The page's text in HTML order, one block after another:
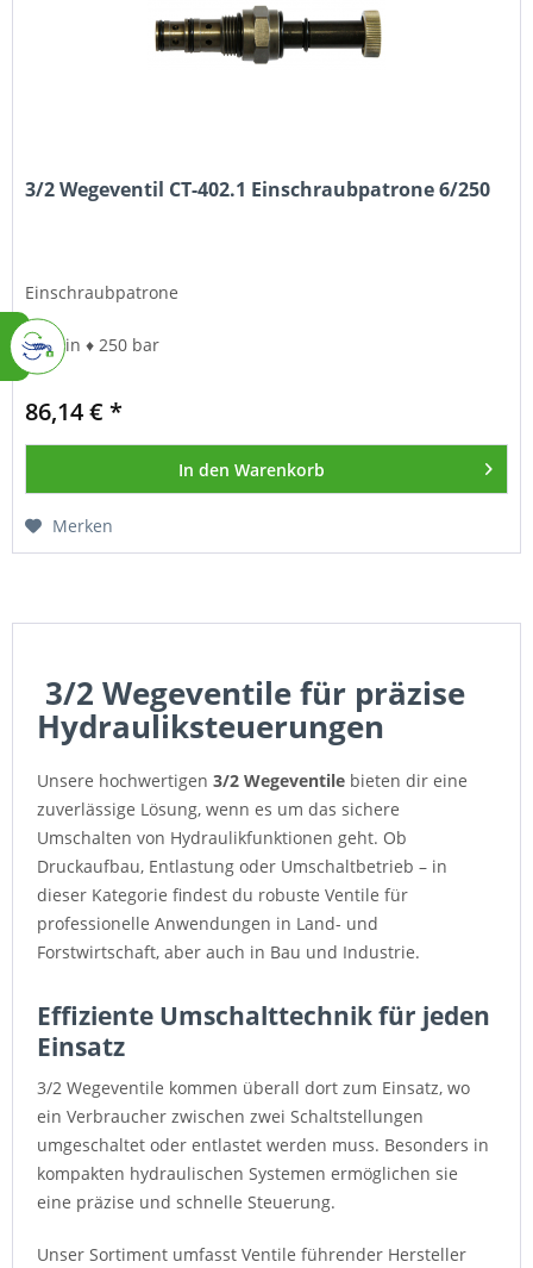
3/2 Wegeventil CT-402.1 Einschraubpatrone 6/250
Einschraubpatrone
6 l/min ♦ 250 bar
86,14 € *
In den Warenkorb
Merken
3/2 Wegeventile für präzise
Hydrauliksteuerungen
Unsere hochwertigen 3/2 Wegeventile bieten dir eine
zuverlässige Lösung, wenn es um das sichere
Umschalten von Hydraulikfunktionen geht. Ob
Druckaufbau, Entlastung oder Umschaltbetrieb – in
dieser Kategorie findest du robuste Ventile für
professionelle Anwendungen in Land- und
Forstwirtschaft, aber auch in Bau und Industrie.
Effiziente Umschalttechnik für jeden
Einsatz
3/2 Wegeventile kommen überall dort zum Einsatz, wo
ein Verbraucher zwischen zwei Schaltstellungen
umgeschaltet oder entlastet werden muss. Besonders in
kompakten hydraulischen Systemen ermöglichen sie
eine präzise und schnelle Steuerung.
Unser Sortiment umfasst Ventile führender Hersteller